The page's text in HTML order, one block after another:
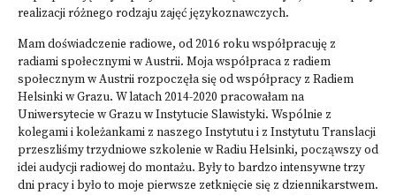
realizacji różnego rodzaju zajęć językoznawczych.
Mam doświadczenie radiowe, od 2016 roku współpracuję z
radiami społecznymi w Austrii. Moja współpraca z radiem
społecznym w Austrii rozpoczęła się od współpracy z Radiem
Helsinki w Grazu. W latach 2014-2020 pracowałam na
Uniwersytecie w Grazu w Instytucie Slawistyki. Wspólnie z
kolegami i koleżankami z naszego Instytutu i z Instytutu Translacji
przeszliśmy trzydniowe szkolenie w Radiu Helsinki, począwszy od
idei audycji radiowej do montażu. Były to bardzo intensywne trzy
dni pracy i było to moje pierwsze zetknięcie się z dziennikarstwem.